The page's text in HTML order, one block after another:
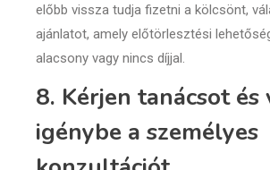
előbb vissza tudja fizetni a kölcsönt,
ajánlatot, amely előtörlesztési
alacsony vagy nincs díjjal.
8. Kérjen tanácsot és
igénybe a személyes